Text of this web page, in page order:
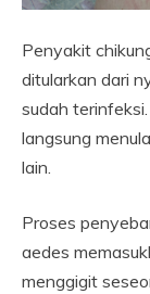
Penyakit
ditularkan dari
sudah
langsung
lain.
Proses
aedes
menggigit